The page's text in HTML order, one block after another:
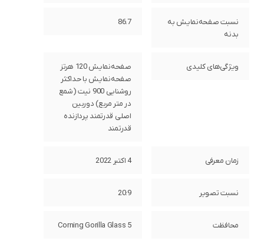
نسبت صفحه‌نمایش به
بدنه
86.7
ویژگی‌های کلیدی
صفحه‌نمایش 120 هرتز
صفحه‌نمایش با حداکثر
روشنایی 900 نیت (شمع
در متر مربع) دوربین
اصلی قدرتمند پردازنده
قدرتمند
زمان معرفی 4 اکتبر 2022
نسبت تصویر 20:9
محافظت Corning Gorilla Glass 5